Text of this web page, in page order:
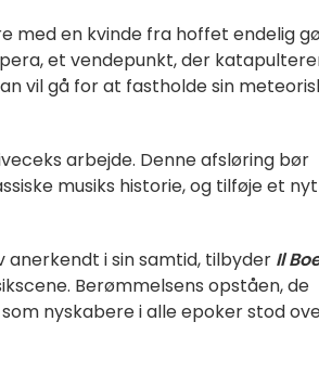
med en kvinde fra hoffet endelig
et vendepunkt, der
vil gå for at fastholde sin
arbejde. Denne afsløring bør
musiks historie, og tilføje et
i sin samtid, tilbyder Il
Berømmelsens opståen, de
nyskabere i alle epoker stod